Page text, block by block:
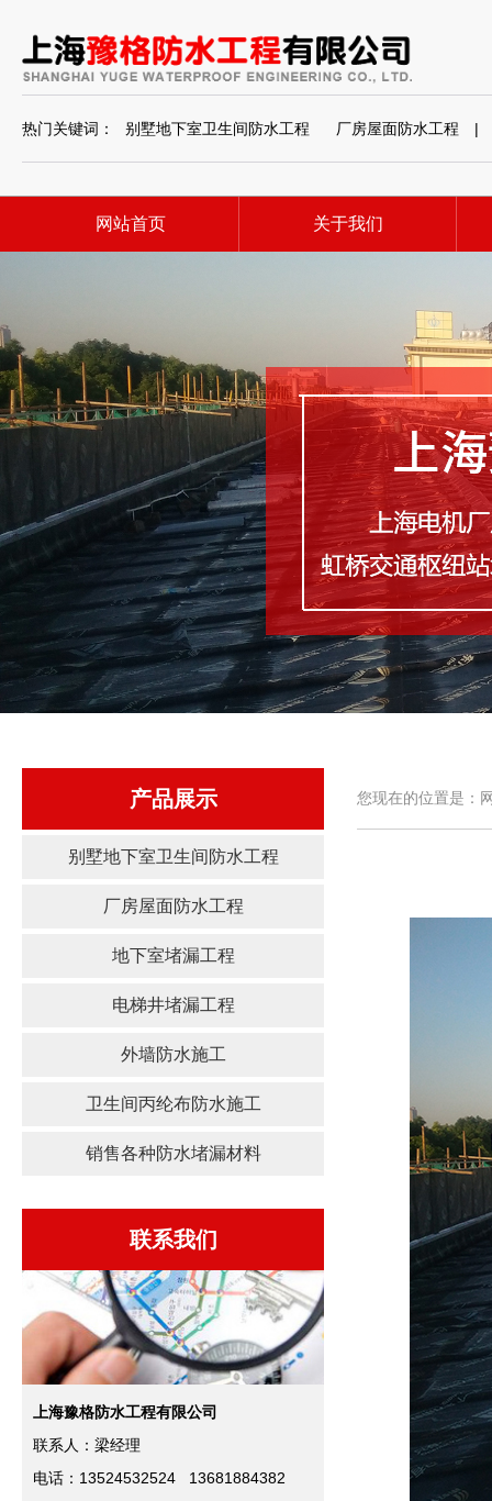
热门关键词： 别墅地下室卫生间防水工程 厂房屋面防水工程 |
网站首页 关于我们
产品展示
别墅地下室卫生间防水工程
厂房屋面防水工程
地下室堵漏工程
电梯井堵漏工程
外墙防水施工
卫生间丙纶布防水施工
销售各种防水堵漏材料
联系我们
上海豫格防水工程有限公司
联系人：梁经理
电话：13524532524 13681884382
您现在的位置是：